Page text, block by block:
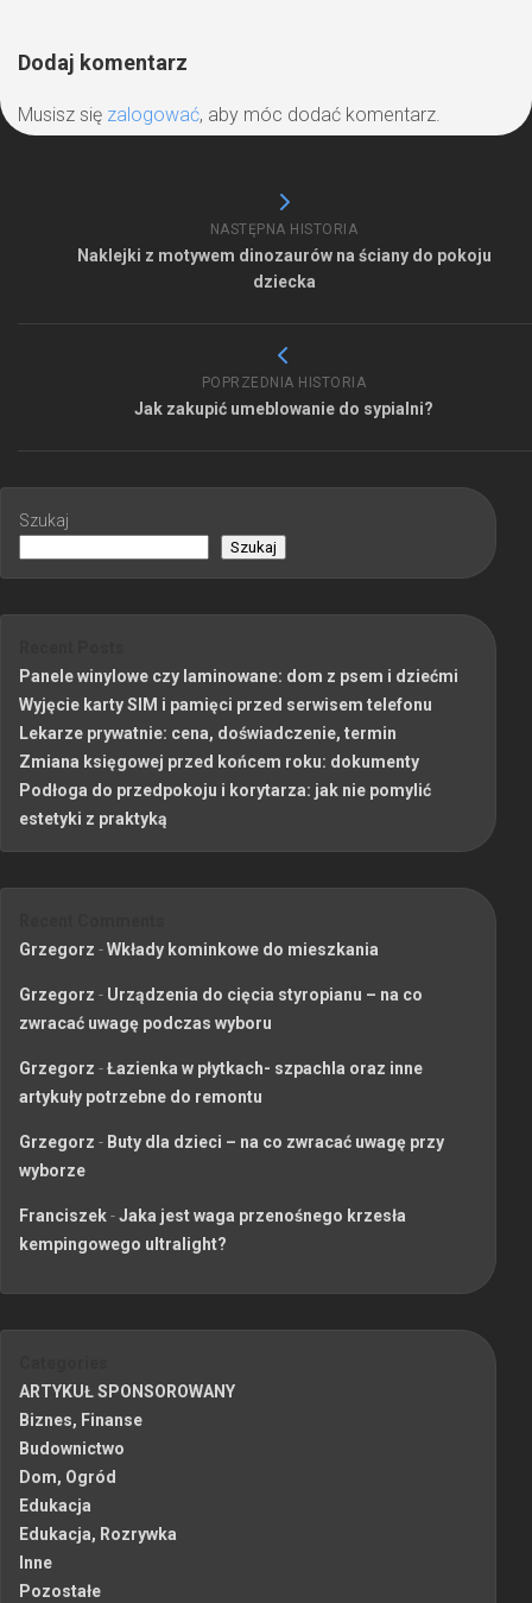
Dodaj komentarz
Musisz się zalogować, aby móc dodać komentarz.
NASTĘPNA HISTORIA
Naklejki z motywem dinozaurów na ściany do pokoju
dziecka
POPRZEDNIA HISTORIA
Jak zakupić umeblowanie do sypialni?
Szukaj
Szukaj
Panele winylowe czy laminowane: dom z psem i dziećmi
Wyjęcie karty SIM i pamięci przed serwisem telefonu
Lekarze prywatnie: cena, doświadczenie, termin
Zmiana księgowej przed końcem roku: dokumenty
Podłoga do przedpokoju i korytarza: jak nie pomylić
estetyki z praktyką
Grzegorz -Wkłady kominkowe do mieszkania
Grzegorz - Urządzenia do cięcia styropianu – na co
zwracać uwagę podczas wyboru
Grzegorz -Łazienka w płytkach- szpachla oraz inne
artykuły potrzebne do remontu
Grzegorz - Buty dla dzieci – na co zwracać uwagę przy
wyborze
Franciszek-Jaka jest waga przenośnego krzesła
kempingowego ultralight?
ARTYKUŁ SPONSOROWANY
Biznes, Finanse
Budownictwo
Dom, Ogród
Edukacja
Edukacja, Rozrywka
Inne
Pozostałe